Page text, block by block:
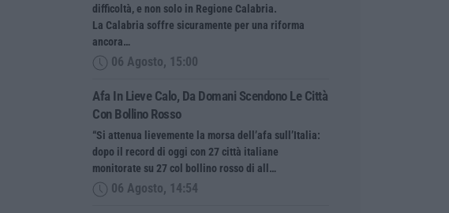
difficoltà, e non solo in Regione Calabria.
La Calabria soffre sicuramente per una riforma
ancora…
06 Agosto, 15:00
Afa In Lieve Calo, Da Domani Scendono Le Città
Con Bollino Rosso
“Si attenua lievemente la morsa dell’afa sull’Italia:
dopo il record di oggi con 27 città italiane
monitorate su 27 col bollino rosso di all…
06 Agosto, 14:54